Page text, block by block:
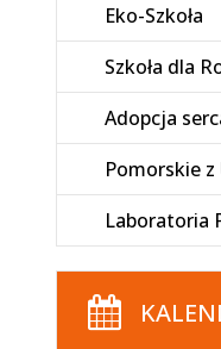
Eko-Szkoła
Szkoła dla
Adopcja
Pomorskie z
Laboratoria